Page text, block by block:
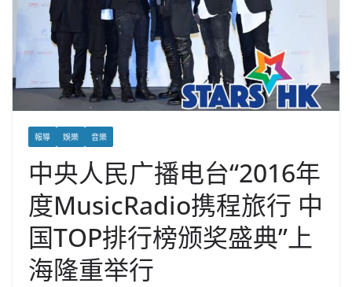
報導 娛樂 音樂
中央人民广播电台“2016年
度MusicRadio携程旅行 中
国TOP排行榜颁奖盛典”上
海隆重举行